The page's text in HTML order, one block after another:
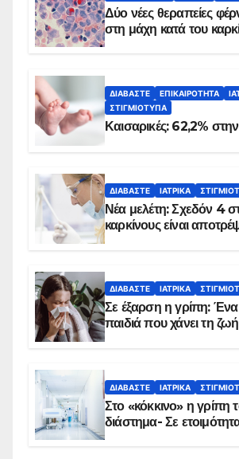
Δύο νέες θεραπείες
στη μάχη κατά του
ΔΙΑΒΆΣΤΕ ΕΠΙΚΑΙΡΌΤΗΤΑ
ΣΤΙΓΜΙΌΤΥΠΑ
Καισαρικές: 62,2%
ΔΙΑΒΆΣΤΕ ΙΑΤΡΙΚΆ
Νέα μελέτη: Σχεδόν 4
καρκίνους είναι
ΔΙΑΒΆΣΤΕ ΙΑΤΡΙΚΆ
Σε έξαρση η γρίπη:
παιδιά που χάνει τη
ΔΙΑΒΆΣΤΕ ΙΑΤΡΙΚΆ
Στο «κόκκινο» η γρίπη
διάστημα- Σε